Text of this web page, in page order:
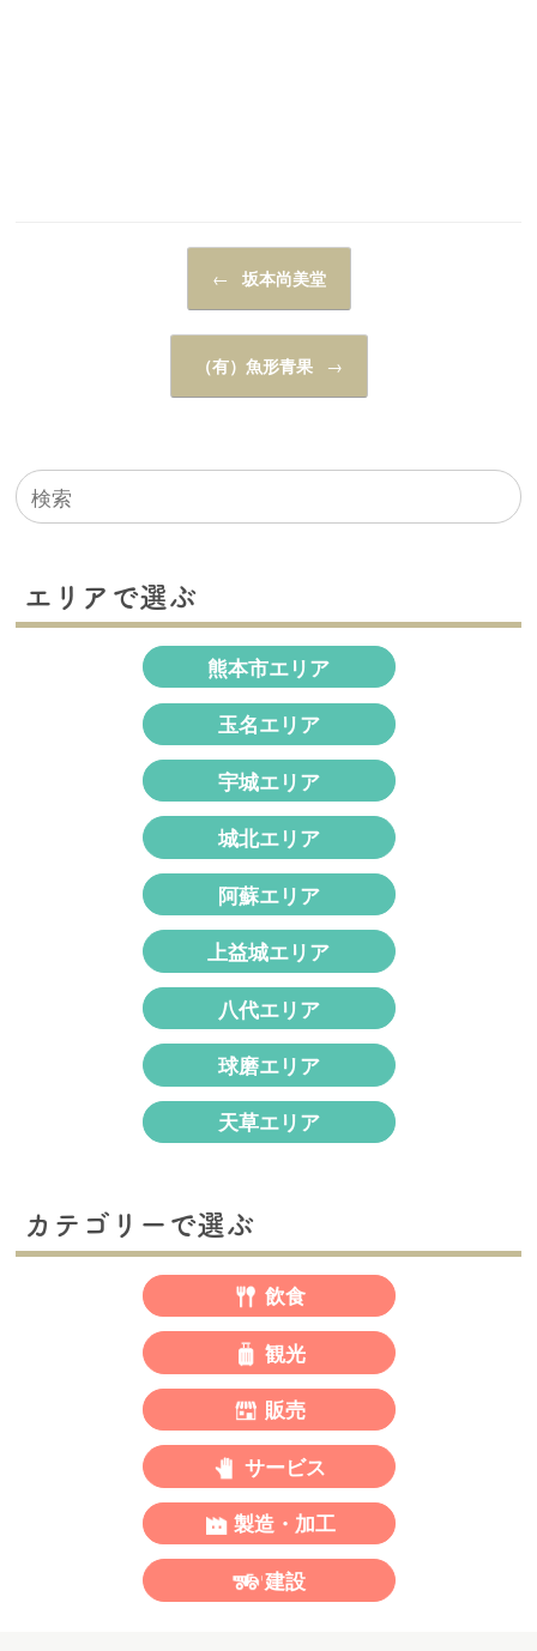
← 坂本尚美堂
（有）魚形青果 →
検
索
エリアで選ぶ
熊本市エリア
玉名エリア
宇城エリア
城北エリア
阿蘇エリア
上益城エリア
八代エリア
球磨エリア
天草エリア
カテゴリーで選ぶ
飲食
観光
販売
サービス
製造・加工
建設